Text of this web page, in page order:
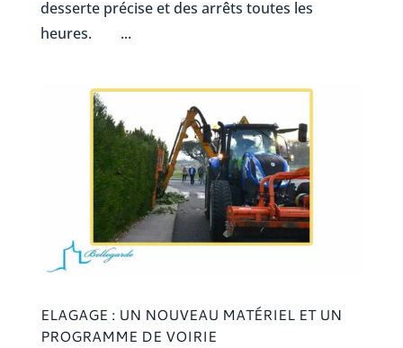
desserte précise et des arrêts toutes les
heures. ...
ELAGAGE : UN NOUVEAU MATÉRIEL ET UN
PROGRAMME DE VOIRIE